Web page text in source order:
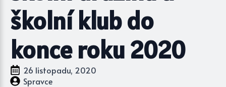
školní klub do
konce roku 2020
26 listopadu, 2020
Spravce